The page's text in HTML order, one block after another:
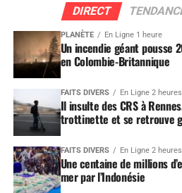
DIRECT
PLANÈTE En Ligne 1 heure
Un incendie géant pousse
en Colombie-Britannique
FAITS DIVERS En Ligne 2 heures
Il insulte des CRS à
trottinette et se retrouve
FAITS DIVERS En Ligne 2 heures
Une centaine de millions
mer par l’Indonésie